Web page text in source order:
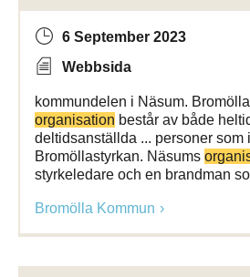
6 September 2023
Webbsida
kommundelen i Näsum.
organisation består av både
deltidsanställda ... personer som
Bromöllastyrkan. Näsums
styrkeledare och en brandman
Bromölla Kommun